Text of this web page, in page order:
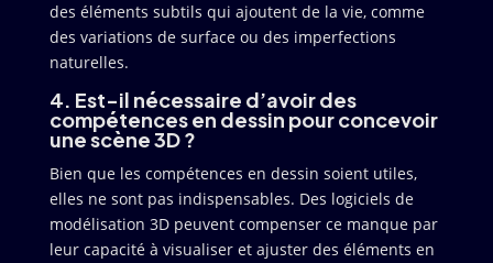
des éléments subtils qui ajoutent de la vie, comme
des variations de surface ou des imperfections
naturelles.
4. Est-il nécessaire d’avoir des
compétences en dessin pour concevoir
une scène 3D ?
Bien que les compétences en dessin soient utiles,
elles ne sont pas indispensables. Des logiciels de
modélisation 3D peuvent compenser ce manque par
leur capacité à visualiser et ajuster des éléments en